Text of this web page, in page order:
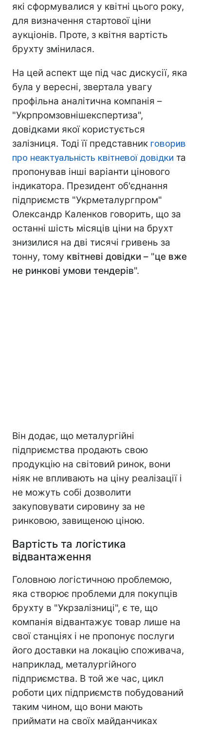
які сформувалися у квітні цього року,
для визначення стартової ціни
аукціонів. Проте, з квітня вартість
брухту змінилася.
На цей аспект ще під час дискусії, яка
була у вересні, звертала увагу
профільна аналітична компанія –
"Укрпромзовнішекспертиза",
довідками якої користується
залізниця. Тоді її представник говорив
про неактуальність квітневої довідки та
пропонував інші варіанти цінового
індикатора. Президент об'єднання
підприємств "Укрметалургпром"
Олександр Каленков говорить, що за
останні шість місяців ціни на брухт
знизилися на дві тисячі гривень за
тонну, тому квітневі довідки – "це вже
не ринкові умови тендерів".
Він додає, що металургійні
підприємства продають свою
продукцію на світовий ринок, вони
ніяк не впливають на ціну реалізації і
не можуть собі дозволити
закуповувати сировину за не
ринковою, завищеною ціною.
Вартість та логістика
відвантаження
Головною логістичною проблемою,
яка створює проблеми для покупців
брухту в "Укрзалізниці", є те, що
компанія відвантажує товар лише на
свої станціях і не пропонує послуги
його доставки на локацію споживача,
наприклад, металургійного
підприємства. В той же час, цикл
роботи цих підприємств побудований
таким чином, що вони мають
приймати на своїх майданчиках